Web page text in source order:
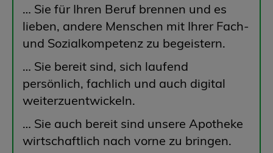
… Sie für Ihren Beruf brennen und es
lieben, andere Menschen mit Ihrer Fach-
und Sozialkompetenz zu begeistern.
… Sie bereit sind, sich laufend
persönlich, fachlich und auch digital
weiterzuentwickeln.
… Sie auch bereit sind unsere Apotheke
wirtschaftlich nach vorne zu bringen.